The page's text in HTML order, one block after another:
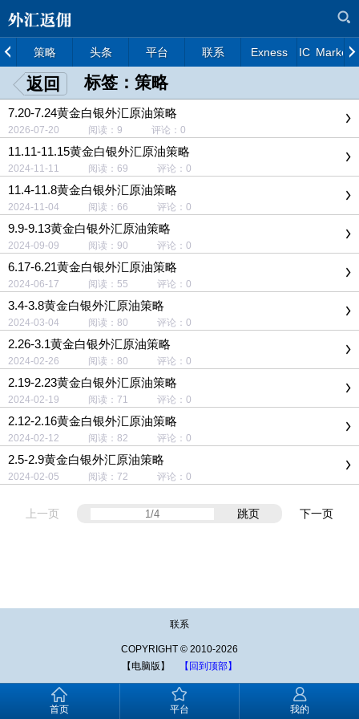
策略 头条 平台 联系 Exness IC Markets
返回 标签：策略
7.20-7.24黄金白银外汇原油策略
2026-07-20 阅读：9 评论：0
11.11-11.15黄金白银外汇原油策略
2024-11-11 阅读：69 评论：0
11.4-11.8黄金白银外汇原油策略
2024-11-04 阅读：66 评论：0
9.9-9.13黄金白银外汇原油策略
2024-09-09 阅读：90 评论：0
6.17-6.21黄金白银外汇原油策略
2024-06-17 阅读：55 评论：0
3.4-3.8黄金白银外汇原油策略
2024-03-04 阅读：80 评论：0
2.26-3.1黄金白银外汇原油策略
2024-02-26 阅读：80 评论：0
2.19-2.23黄金白银外汇原油策略
2024-02-19 阅读：71 评论：0
2.12-2.16黄金白银外汇原油策略
2024-02-12 阅读：82 评论：0
2.5-2.9黄金白银外汇原油策略
2024-02-05 阅读：72 评论：0
上一页 跳页 下一页
联系
COPYRIGHT © 2010-2026
【电脑版】
【回到顶部】
首页 平台 我的